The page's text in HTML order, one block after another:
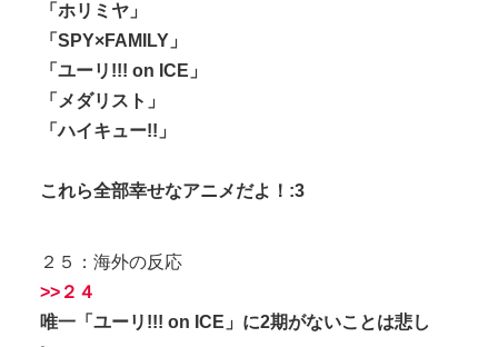
「ホリミヤ」
「SPY×FAMILY」
「ユーリ!!! on ICE」
「メダリスト」
「ハイキュー!!」
これら全部幸せなアニメだよ！:3
２５：海外の反応
>>２４
唯一「ユーリ!!! on ICE」に2期がないことは悲し